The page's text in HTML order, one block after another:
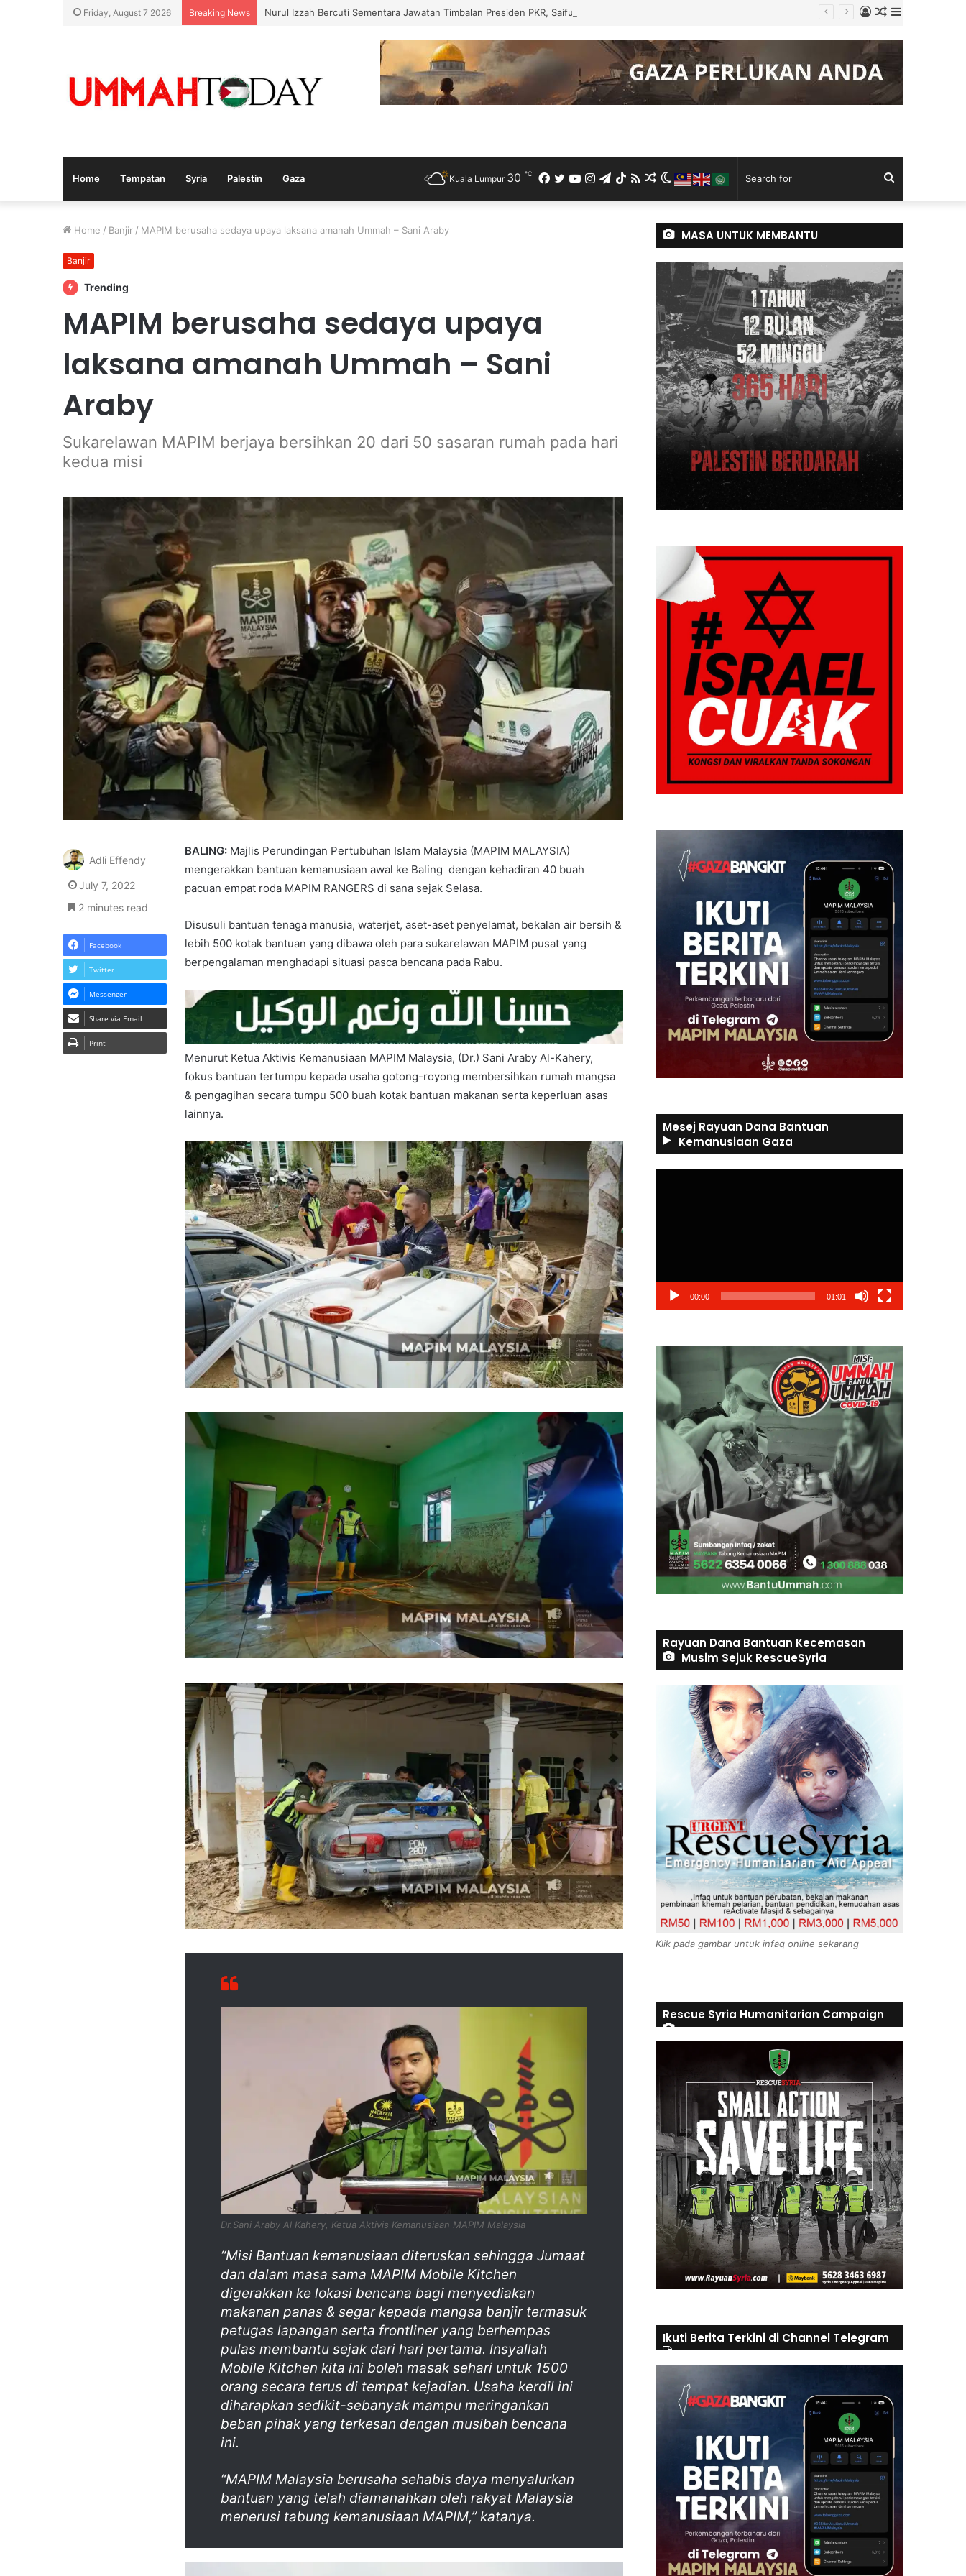
Friday, August 7 2026 Breaking News Nurul Izzah Bercuti Sementara Jawatan Timbalan Presiden PKR, Saifuddin Pemangku Tugas
Random
Article
Log
In
Home Tempatan Syria Palestin Gaza
for
Switch
skin
Random
Article
RSS
TikTok
Telegram
Instagram
YouTube
Twitter
Facebook
Kuala Lumpur 30 ℃
Home / Banjir / MAPIM berusaha sedaya upaya laksana amanah Ummah – Sani Araby
Banjir
Trending
MAPIM berusaha sedaya upaya
laksana amanah Ummah – Sani
Araby
Sukarelawan MAPIM berjaya bersihkan 20 dari 50 sasaran rumah pada hari
kedua misi
BALING: Majlis Perundingan Pertubuhan Islam Malaysia (MAPIM MALAYSIA)
mengerakkan bantuan kemanusiaan awal ke Baling dengan kehadiran 40 buah
pacuan empat roda MAPIM RANGERS di sana sejak Selasa.
Disusuli bantuan tenaga manusia, waterjet, aset-aset penyelamat, bekalan air bersih &
lebih 500 kotak bantuan yang dibawa oleh para sukarelawan MAPIM pusat yang
berpengalaman menghadapi situasi pasca bencana pada Rabu.
Menurut Ketua Aktivis Kemanusiaan MAPIM Malaysia, (Dr.) Sani Araby Al-Kahery,
fokus bantuan tertumpu kepada usaha gotong-royong membersihkan rumah mangsa
& pengagihan secara tumpu 500 buah kotak bantuan makanan serta keperluan asas
lainnya.
Dr.Sani Araby Al Kahery, Ketua Aktivis Kemanusiaan MAPIM Malaysia
“Misi Bantuan kemanusiaan diteruskan sehingga Jumaat
dan dalam masa sama MAPIM Mobile Kitchen
digerakkan ke lokasi bencana bagi menyediakan
makanan panas & segar kepada mangsa banjir termasuk
petugas lapangan serta frontliner yang berhempas
pulas membantu sejak dari hari pertama. Insyallah
Mobile Kitchen kita ini boleh masak sehari untuk 1500
orang secara terus di tempat kejadian. Usaha kerdil ini
diharapkan sedikit-sebanyak mampu meringankan
beban pihak yang terkesan dengan musibah bencana
ini.
“MAPIM Malaysia berusaha sehabis daya menyalurkan
bantuan yang telah diamanahkan oleh rakyat Malaysia
menerusi tabung kemanusiaan MAPIM,” katanya.
Adli Effendy
July 7, 2022
2 minutes read
Facebook
Twitter
Messenger
Share via Email
Print
MASA UNTUK MEMBANTU
Mesej Rayuan Dana Bantuan
Kemanusiaan Gaza
00:00 01:01
Rayuan Dana Bantuan Kecemasan
Musim Sejuk RescueSyria
Klik pada gambar untuk infaq online sekarang
Rescue Syria Humanitarian Campaign
Ikuti Berita Terkini di Channel Telegram